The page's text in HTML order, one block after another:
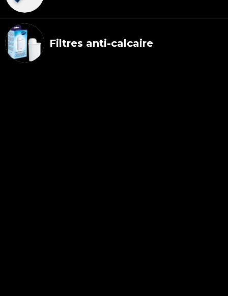
Filtres anti-calcaire